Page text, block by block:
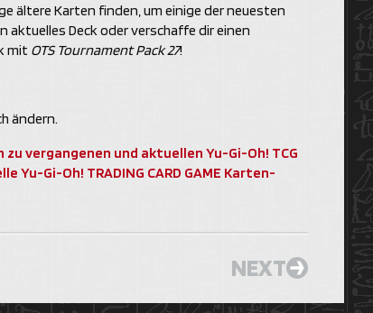
ältere Karten finden, um einige der neuesten
aktuelles Deck oder verschaffe dir einen
mit OTS Tournament Pack 27!
ändern.
vergangenen und aktuellen Yu-Gi-Oh! TCG
Yu-Gi-Oh! TRADING CARD GAME Karten-
NEXT